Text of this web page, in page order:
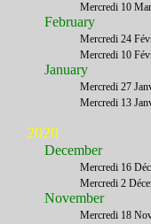
Mercredi 10
February
Mercredi 24
Mercredi 10
January
Mercredi 27
Mercredi 13
2020
December
Mercredi 16
Mercredi 2
November
Mercredi 18